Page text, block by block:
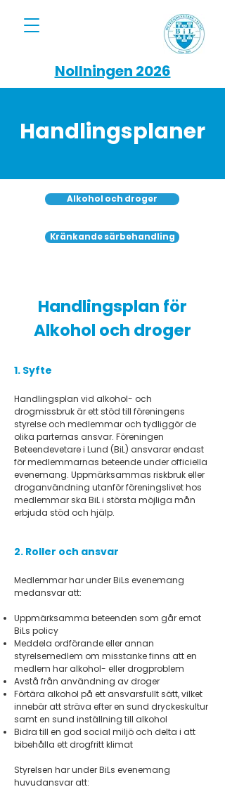
Nollningen 2026
Handlingsplaner
Alkohol och droger
Kränkande särbehandling
Handlingsplan för
Alkohol och droger
1. Syfte
Handlingsplan vid alkohol- och
drogmissbruk är ett stöd till föreningens
styrelse och medlemmar och tydliggör de
olika parternas ansvar. Föreningen
Beteendevetare i Lund (BiL) ansvarar endast
för medlemmarnas beteende under officiella
evenemang. Uppmärksammas riskbruk eller
droganvändning utanför föreningslivet hos
medlemmar ska BiL i största möjliga mån
erbjuda stöd och hjälp.
2. Roller och ansvar
Medlemmar har under BiLs evenemang
medansvar att:
Uppmärksamma beteenden som går emot
BiLs policy
Meddela ordförande eller annan
styrelsemedlem om misstanke finns att en
medlem har alkohol- eller drogproblem
Avstå från användning av droger
Förtära alkohol på ett ansvarsfullt sätt, vilket
innebär att sträva efter en sund dryckeskultur
samt en sund inställning till alkohol
Bidra till en god social miljö och delta i att
bibehålla ett drogfritt klimat
Styrelsen har under BiLs evenemang
huvudansvar att: